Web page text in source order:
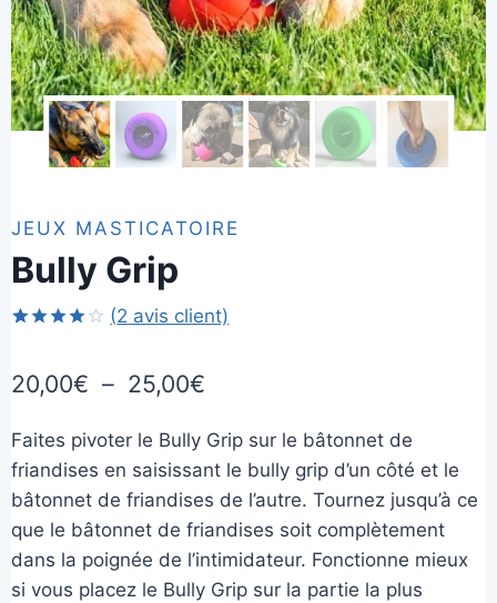
JEUX MASTICATOIRE
Bully Grip
5 basé
client
(2 avis client)
20,00€ – 25,00€
prix :
20,00€
à
25,00€
Faites pivoter le Bully Grip sur le bâtonnet de
friandises en saisissant le bully grip d’un côté et le
bâtonnet de friandises de l’autre. Tournez jusqu’à ce
que le bâtonnet de friandises soit complètement
dans la poignée de l’intimidateur. Fonctionne mieux
si vous placez le Bully Grip sur la partie la plus